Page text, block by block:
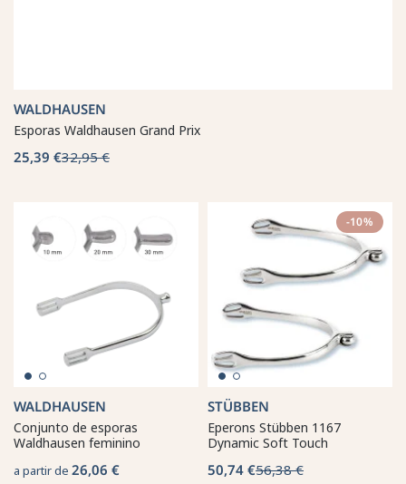
WALDHAUSEN
Esporas Waldhausen Grand Prix
25,39 €32,95 €
WALDHAUSEN
Conjunto de esporas
Waldhausen feminino
a partir de 26,06 €
-10%
STÜBBEN
Eperons Stübben 1167
Dynamic Soft Touch
50,74 €56,38 €